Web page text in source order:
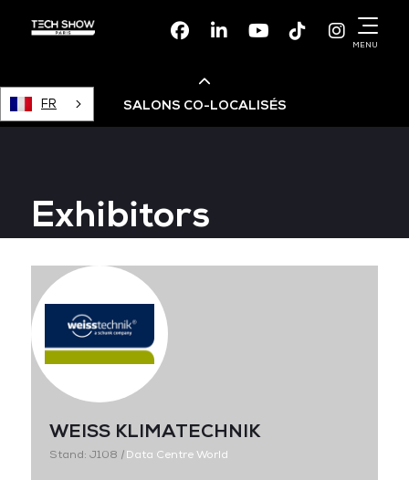
FacebookLinkedinYoutubeTikTok
MENU
FR SALONS CO-LOCALISÉS
Devops Live
Cloud & Cyber Security
Data & AI Leaders Summit
Data Centre World
Exhibitors
WEISS KLIMATECHNIK
Stand: J108 |Data Centre World